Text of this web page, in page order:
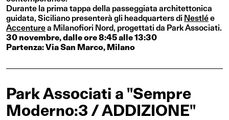
Durante la prima tappa della passeggiata architettonica
guidata, Siciliano presenterà gli headquarters di Nestlée
Accenturea Milanofiori Nord, progettati da Park Associati.
30 novembre, dalle ore 8:45 alle 13:30
Partenza: Via San Marco, Milano
Park Associati a "Sempre
Moderno:3 / ADDIZIONE"